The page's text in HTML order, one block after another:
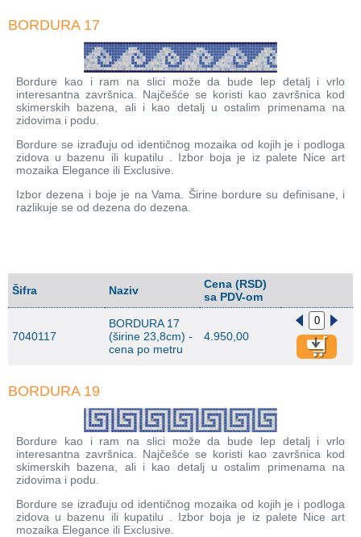
BORDURA 17
Bordure kao i ram na slici može da bude lep detalj i vrlo
interesantna završnica. Najčešće se koristi kao završnica kod
skimerskih bazena, ali i kao detalj u ostalim primenama na
zidovima i podu.
Bordure se izrađuju od identičnog mozaika od kojih je i podloga
zidova u bazenu ili kupatilu . Izbor boja je iz palete Nice art
mozaika Elegance ili Exclusive.
Izbor dezena i boje je na Vama. Širine bordure su definisane, i
razlikuje se od dezena do dezena.
Šifra Naziv
Cena (RSD)
sa PDV-om
7040117
BORDURA 17
(širine 23,8cm) -
cena po metru
4.950,00
BORDURA 19
Bordure kao i ram na slici može da bude lep detalj i vrlo
interesantna završnica. Najčešće se koristi kao završnica kod
skimerskih bazena, ali i kao detalj u ostalim primenama na
zidovima i podu.
Bordure se izrađuju od identičnog mozaika od kojih je i podloga
zidova u bazenu ili kupatilu . Izbor boja je iz palete Nice art
mozaika Elegance ili Exclusive.